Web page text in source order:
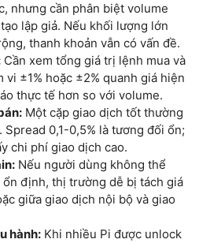
nhưng cần phân biệt volume
lập giả. Nếu khối lượng lớn
thanh khoản vẫn có vấn đề.
Cần xem tổng giá trị lệnh mua và
vi ±1% hoặc ±2% quanh giá hiện
thực tế hơn so với volume.
Một cặp giao dịch tốt thường
Spread 0,1-0,5% là tương đối ổn;
chi phí giao dịch cao.
Nếu người dùng không thể
ổn định, thị trường dễ bị tách giá
giữa giao dịch nội bộ và giao
hành: Khi nhiều Pi được unlock